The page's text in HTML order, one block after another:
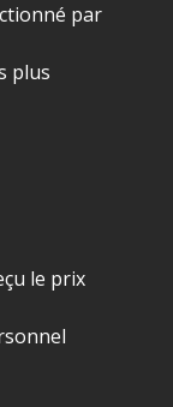
par
plus
le prix